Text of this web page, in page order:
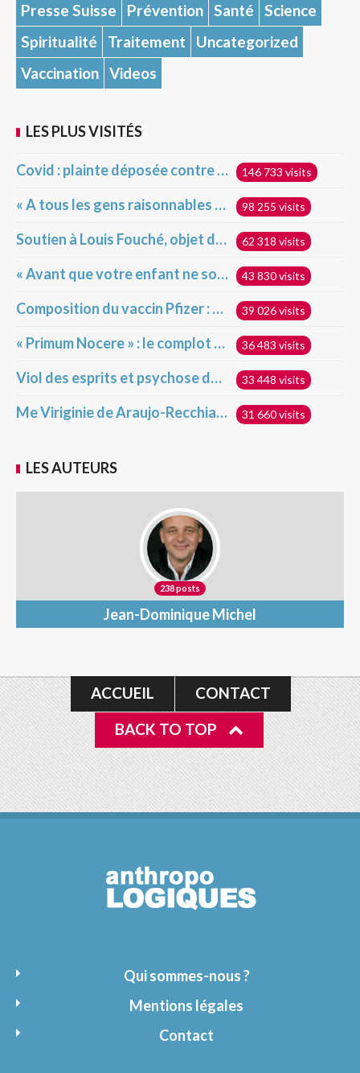
Presse Suisse
Prévention Santé
Science
Spiritualité
Traitement
Uncategorized
Vaccination Videos
LES PLUS VISITÉS
Covid : plainte déposée contre la France devant la Cour pénale internationale pour crime contre l’humanité 146 733 visits
« A tous les gens raisonnables et très intelligents qui s’indignent devant ceux qui ne veulent pas se faire vacciner » 98 255 visits
Soutien à Louis Fouché, objet d’attaques hideuses 62 318 visits
« Avant que votre enfant ne soit injecté », déclaration du Dr Robert Malone sur les vaccins géniques Covid pour enfants 43 830 visits
Composition du vaccin Pfizer : des résultats alarmants ?! 39 026 visits
« Primum Nocere » : le complot dévoilé ! 36 483 visits
Viol des esprits et psychose de masse 33 448 visits
Me Viriginie de Araujo-Recchia raflée chez elle ce matin par l’État français ! 31 660 visits
LES AUTEURS
238 posts
Jean-Dominique Michel
ACCUEIL
CONTACT
BACK TO TOP
Qui sommes-nous ?
Mentions légales
Contact